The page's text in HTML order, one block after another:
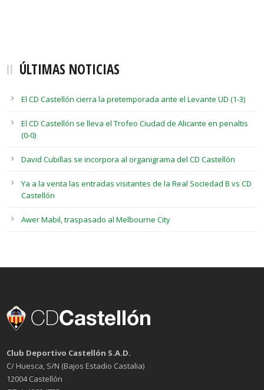
ÚLTIMAS NOTICIAS
El CD Castellón cierra la pretemporada ante el Levante UD (1-3)
El CD Castellón se lleva el Trofeo Ciudad de Alicante en penaltis
(0-0)
David Cubillas se incorpora al organigrama del CD Castellón
Ya a la venta las entradas visitantes de la Real Sociedad B vs CD
Castellón
Awer Mabil, traspasado al Melbourne City
Club Deportivo Castellón S.A.D.
C/ Huesca, S/N (Bajos Estadio Castalia)
12004 Castellón